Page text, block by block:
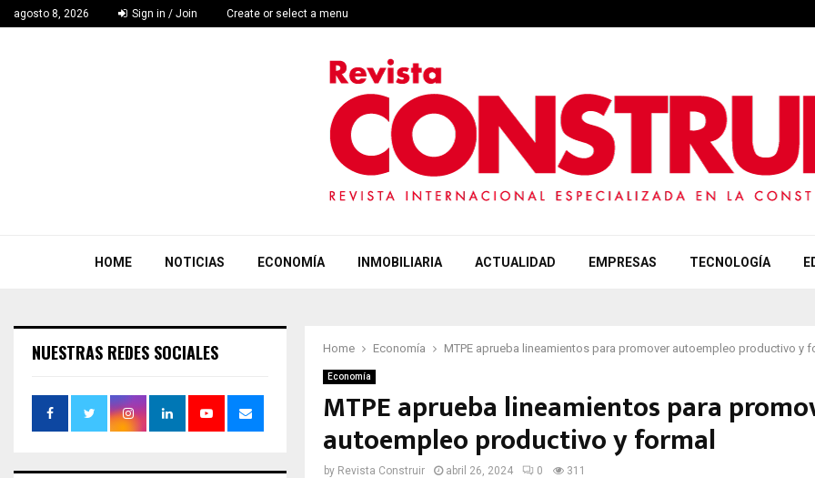
agosto 8, 2026 Sign in / Join Create or select a menu
HOME NOTICIAS ECONOMÍA INMOBILIARIA ACTUALIDAD EMPRESAS TECNOLOGÍA
Home Economía MTPE aprueba lineamientos para promover autoempleo productivo y
Economía
MTPE aprueba lineamientos para
autoempleo productivo y formal
by Revista Construir abril 26, 2024 0 311
NUESTRAS REDES SOCIALES